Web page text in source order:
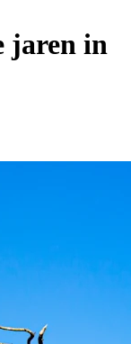
jaren in